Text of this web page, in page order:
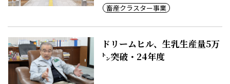
畜産クラスター事業
ドリームヒル、生乳生産量5万
㌧突破・24年度